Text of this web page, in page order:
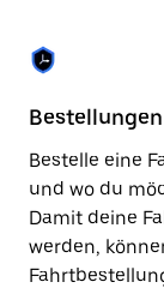
Bestelle eine
und wo du
Damit deine
werden,